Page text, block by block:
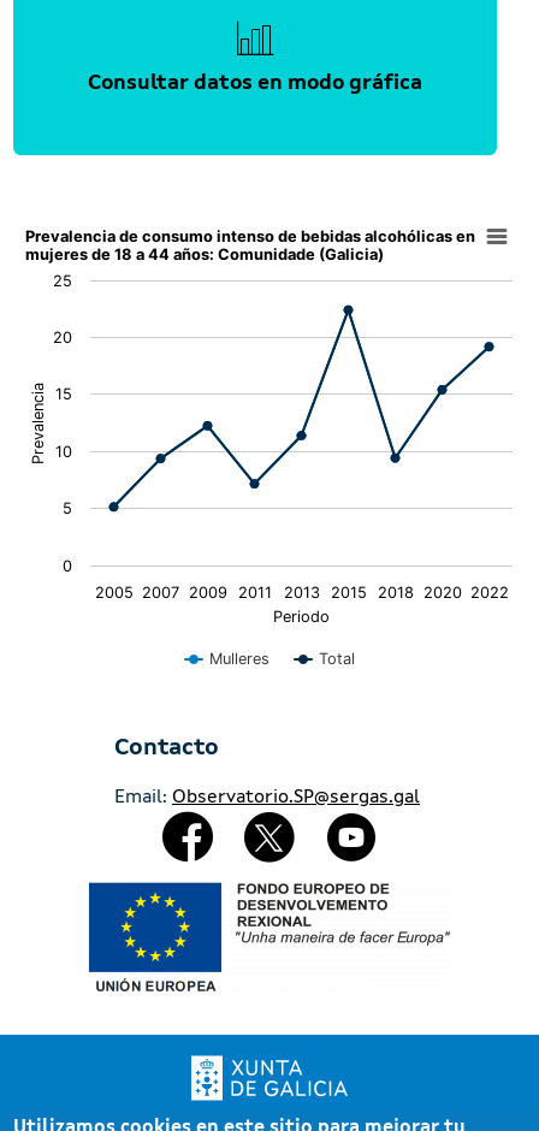
Consultar datos en modo gráfica
Line chart with 2 lines.
The chart has 1 X axis displaying Periodo.
The chart has 1 Y axis displaying Prevalencia. Data
Periodo
Prevalencia
Prevalencia de consumo intenso de bebidas alcohólicas en
mujeres de 18 a 44 años: Comunidade (Galicia)
Mulleres Total
2005 2007 2009 2011 2013 2015 2018 2020 2022
0
5
10
15
20
25
Contacto
Email: Observatorio.SP@sergas.gal
Redes Sociales